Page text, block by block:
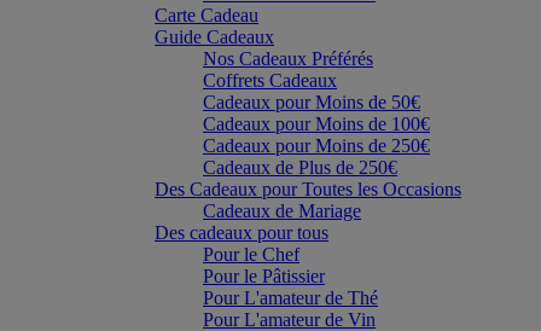
Carte Cadeau
Guide Cadeaux
Nos Cadeaux Préférés
Coffrets Cadeaux
Cadeaux pour Moins de 50€
Cadeaux pour Moins de 100€
Cadeaux pour Moins de 250€
Cadeaux de Plus de 250€
Des Cadeaux pour Toutes les Occasions
Cadeaux de Mariage
Des cadeaux pour tous
Pour le Chef
Pour le Pâtissier
Pour L'amateur de Thé
Pour L'amateur de Vin